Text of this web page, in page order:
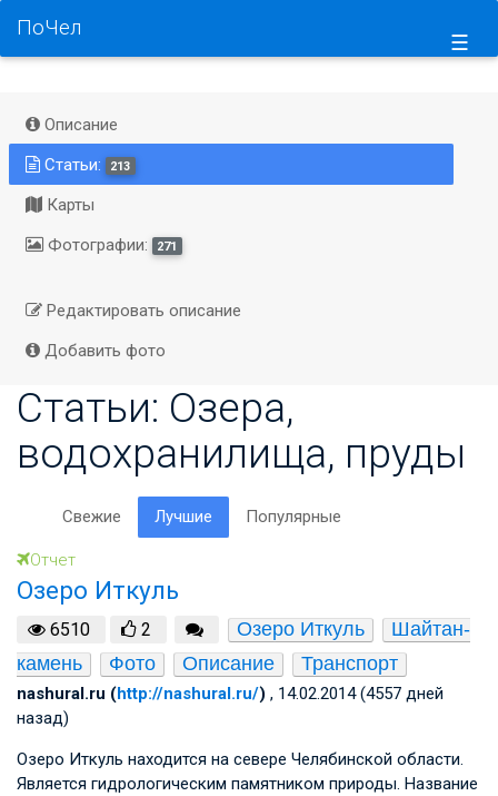
☰
ПоЧел
Описание
Статьи:
213
Карты
Фотографии:
271
Редактировать описание
Добавить фото
Статьи: Озера,
водохранилища, пруды
Свежие Лучшие Популярные
Отчет
Озеро Иткуль
6510 2 Озеро Иткуль
Шайтан-
камень
Фото Описание Транспорт
nashural.ru (http://nashural.ru/) , 14.02.2014 (4557 дней
назад)
Озеро Иткуль находится на севере Челябинской области.
Является гидрологическим памятником природы. Название